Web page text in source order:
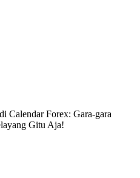
Calendar Forex: Gara-gara
Gitu Aja!